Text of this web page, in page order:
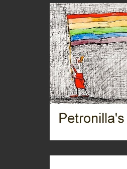
Mio nonno, salvato dai russi
Macchine di guerra
Turismo in Miniera
Castione, sotto il segno del castagno